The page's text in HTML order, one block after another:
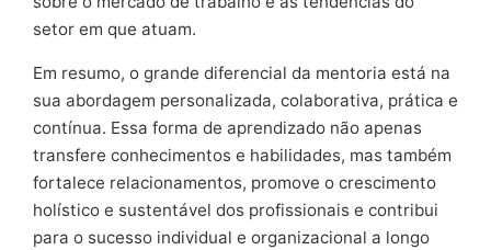
setor em que atuam.
Em resumo, o grande diferencial da mentoria está na
sua abordagem personalizada, colaborativa, prática e
contínua. Essa forma de aprendizado não apenas
transfere conhecimentos e habilidades, mas também
fortalece relacionamentos, promove o crescimento
holístico e sustentável dos profissionais e contribui
para o sucesso individual e organizacional a longo